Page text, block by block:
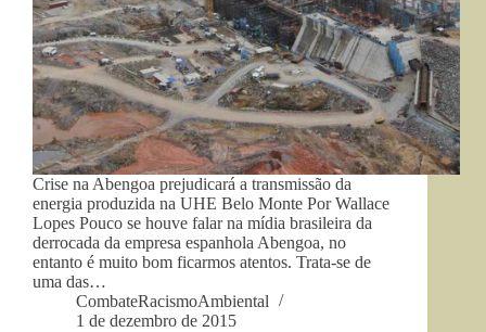
Crise na Abengoa prejudicará a transmissão da
energia produzida na UHE Belo Monte Por Wallace
Lopes Pouco se houve falar na mídia brasileira da
derrocada da empresa espanhola Abengoa, no
entanto é muito bom ficarmos atentos. Trata-se de
uma das…
CombateRacismoAmbiental
1 de dezembro de 2015